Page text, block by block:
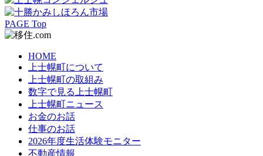
PAGE Top
HOME
上士幌町について
上士幌町の取組み
数字で見る上士幌町
上士幌町ニュース
お金のお話
仕事のお話
2026年度生活体験モニター
不動産情報